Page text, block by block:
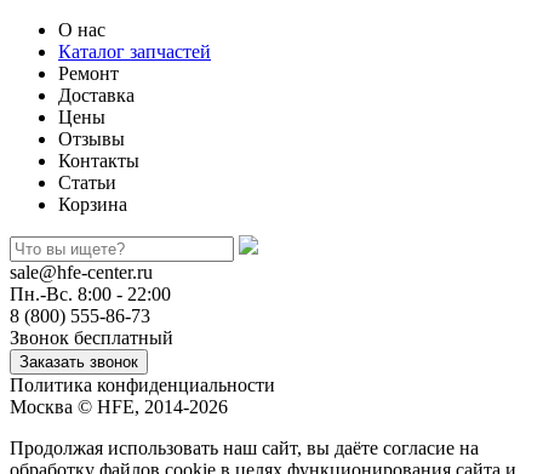
О нас
Каталог запчастей
Ремонт
Доставка
Цены
Отзывы
Контакты
Статьи
Корзина
sale@hfe-center.ru
Пн.-Вс. 8:00 - 22:00
8 (800) 555-86-73
Звонок бесплатный
Политика конфиденциальности
Москва © HFE, 2014-2026
Продолжая использовать наш сайт, вы даёте согласие на
обработку файлов cookie в целях функционирования сайта и